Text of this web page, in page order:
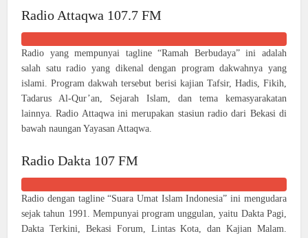
Radio Attaqwa 107.7 FM
Radio yang mempunyai tagline “Ramah Berbudaya” ini adalah
salah satu radio yang dikenal dengan program dakwahnya yang
islami. Program dakwah tersebut berisi kajian Tafsir, Hadis, Fikih,
Tadarus Al-Qur’an, Sejarah Islam, dan tema kemasyarakatan
lainnya. Radio Attaqwa ini merupakan stasiun radio dari Bekasi di
bawah naungan Yayasan Attaqwa.
Radio Dakta 107 FM
Radio dengan tagline “Suara Umat Islam Indonesia” ini mengudara
sejak tahun 1991. Mempunyai program unggulan, yaitu Dakta Pagi,
Dakta Terkini, Bekasi Forum, Lintas Kota, dan Kajian Malam.